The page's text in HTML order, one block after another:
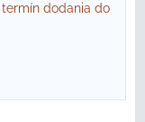
termín dodania do